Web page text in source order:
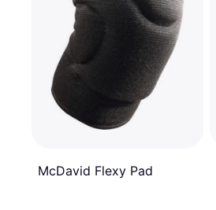
McDavid Flexy Pad